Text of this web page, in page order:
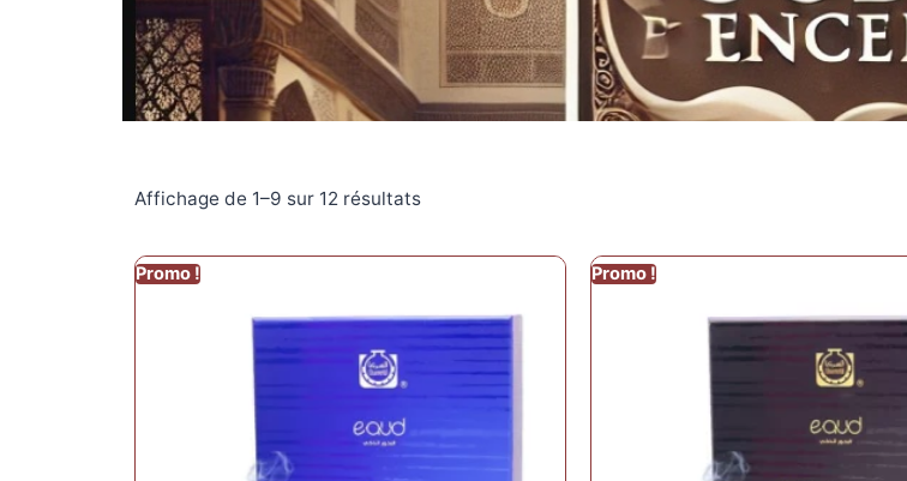
Affichage de 1–9 sur 12 résultats
Promo ! Promo !